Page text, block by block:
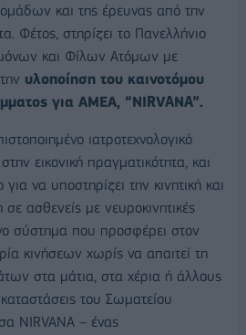
και της έρευνας από την
Φέτος, στηρίζει το Πανελλήνιο
και Φίλων Ατόμων με
υλοποίηση του καινοτόμου
για ΑΜΕΑ, “NIRVANA”.
ιατροτεχνολογικό
εικονική πραγματικότητα, και
για να υποστηρίζει την κινητική και
ασθενείς με νευροκινητικές
σύστημα που προσφέρει στον
κινήσεων χωρίς να απαιτεί τη
στα μάτια, στα χέρια ή άλλους
του Σωματείου
NIRVANA – ένας